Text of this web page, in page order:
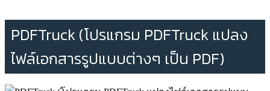
PDFTruck (โปรแกรม PDFTruck แปลง
ไฟล์เอกสารรูปแบบต่างๆ เป็น PDF)